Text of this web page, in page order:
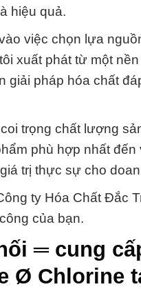
hiệu quả.
việc chọn lựa
xuất phát từ một
giải pháp hóa chất
trọng chất lượng
phù hợp nhất
trị thực sự cho
ty Hóa Chất Đắc
của bạn.
═ cung
Ø Chlorine